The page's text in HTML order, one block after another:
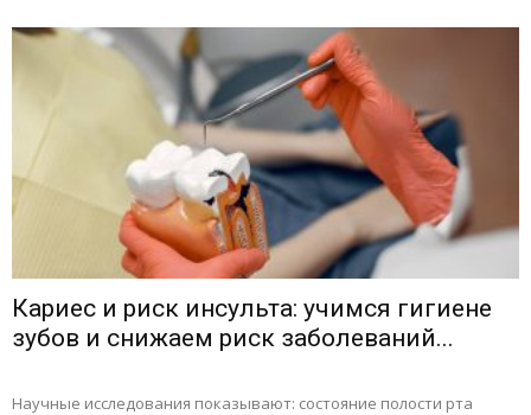
Кариес и риск инсульта: учимся гигиене
зубов и снижаем риск заболеваний...
Научные исследования показывают: состояние полости рта